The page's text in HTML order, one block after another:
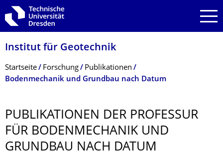
Zur Hauptnavigation springen
Zur Suche springen
Zum Inhalt springen
Institut für Geotechnik
Breadcrumb-Menü
Startseite Forschung
Publikationen
Bodenmechanik und Grundbau nach Datum
PUBLIKATIONEN DER PROFESSUR
FÜR BODENMECHANIK UND
GRUNDBAU NACH DATUM